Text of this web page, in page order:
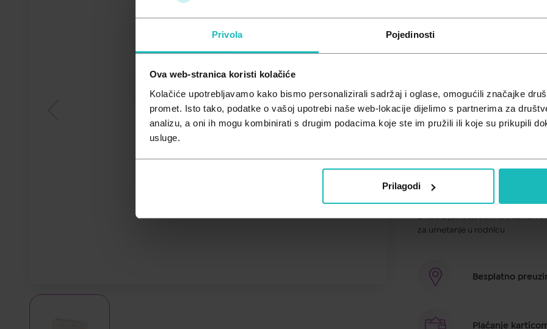
Privola Pojedinosti
Ova web-stranica koristi kolačiće
Kolačiće upotrebljavamo kako bismo personalizirali sadržaj i oglase, omogućili značajke
promet. Isto tako, podatke o vašoj upotrebi naše web-lokacije dijelimo s partnerima za
analizu, a oni ih mogu kombinirati s drugim podacima koje ste im pružili ili koje su prikupili
usluge.
Prilagodi
6,21 €
Prije upotrebe
svog liječnika ili
Lomexin sadrži djelatnu tvar
osobito učinkovit protiv gljivice
koja se zove vaginalna
liječenja žena starijih od 60
Uobičajeni znakovi infekcije
zrnati bijeli iscjedak na sluznici
za umetanje u rodnicu
Besplatno
Plaćanje